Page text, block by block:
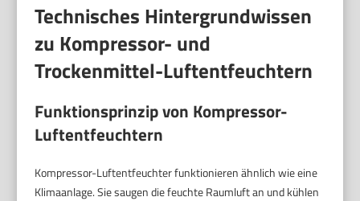
Technisches Hintergrundwissen
zu Kompressor- und
Trockenmittel-Luftentfeuchtern
Funktionsprinzip von Kompressor-
Luftentfeuchtern
Kompressor-Luftentfeuchter funktionieren ähnlich wie eine
Klimaanlage. Sie saugen die feuchte Raumluft an und kühlen